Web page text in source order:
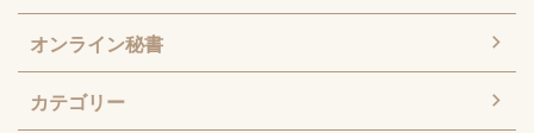
オンライン秘書
カテゴリー